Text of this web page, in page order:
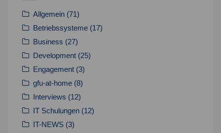
Allgemein (71)
Betriebssysteme (17)
Business (27)
Development (25)
Engagement (3)
gfu-at-home (8)
Interviews (12)
IT Schulungen (12)
IT-NEWS (3)